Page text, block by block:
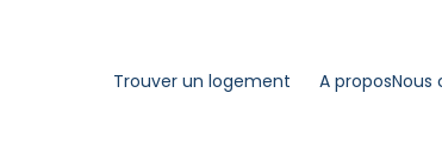
Trouver un logement A proposNous